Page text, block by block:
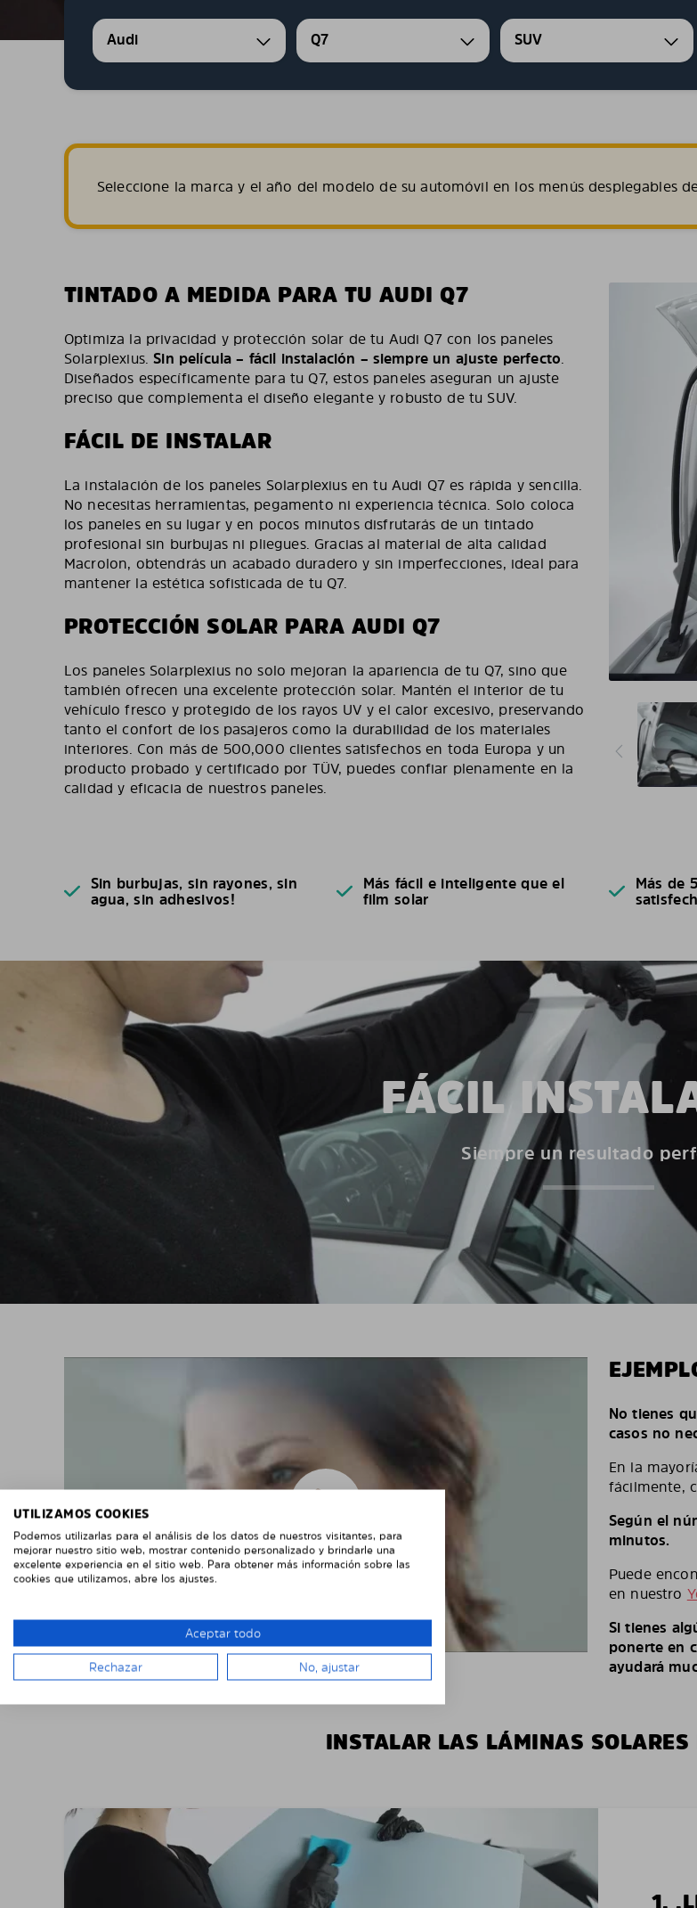
Audi Q7 SUV
Seleccione la marca y el año del modelo de su automóvil en los menús desplegables
TINTADO A MEDIDA PARA TU AUDI Q7
Optimiza la privacidad y protección solar de tu Audi Q7 con los paneles
Solarplexius.Sin película – fácil instalación – siempre un ajuste perfecto.
Diseñados específicamente para tu Q7, estos paneles aseguran un ajuste
preciso que complementa el diseño elegante y robusto de tu SUV.
FÁCIL DE INSTALAR
La instalación de los paneles Solarplexius en tu Audi Q7 es rápida y sencilla.
No necesitas herramientas, pegamento ni experiencia técnica. Solo coloca
los paneles en su lugar y en pocos minutos disfrutarás de un tintado
profesional sin burbujas ni pliegues. Gracias al material de alta calidad
Macrolon, obtendrás un acabado duradero y sin imperfecciones, ideal para
mantener la estética sofisticada de tu Q7.
PROTECCIÓN SOLAR PARA AUDI Q7
Los paneles Solarplexius no solo mejoran la apariencia de tu Q7, sino que
también ofrecen una excelente protección solar. Mantén el interior de tu
vehículo fresco y protegido de los rayos UV y el calor excesivo, preservando
tanto el confort de los pasajeros como la durabilidad de los materiales
interiores. Con más de 500,000 clientes satisfechos en toda Europa y un
producto probado y certificado por TÜV, puedes confiar plenamente en la
calidad y eficacia de nuestros paneles.
Sin burbujas, sin rayones, sin
agua, sin adhesivos!
Más fácil e inteligente que el
film solar
Más de
FÁCIL
Siempre un resultado
No tienes
casos no
En la
fácilmente,
Según el
minutos.
Puede
en nuestro
Si tienes
ponerte en
ayudará
INSTALAR LAS LÁMINAS SOLARES
UTILIZAMOS COOKIES
Podemos utilizarlas para el análisis de los datos de nuestros visitantes, para
mejorar nuestro sitio web, mostrar contenido personalizado y brindarle una
excelente experiencia en el sitio web. Para obtener más información sobre las
cookies que utilizamos, abre los ajustes.
Aceptar todo
Rechazar No, ajustar